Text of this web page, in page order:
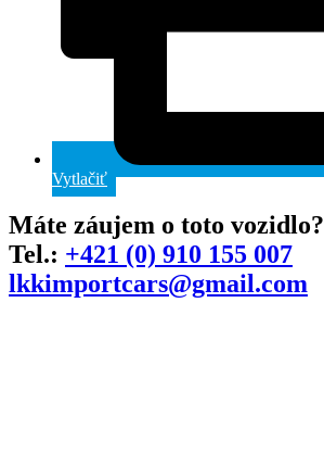
Vytlačiť
Máte záujem o toto vozidlo?
Tel.: +421 (0) 910 155 007
lkkimportcars@gmail.com